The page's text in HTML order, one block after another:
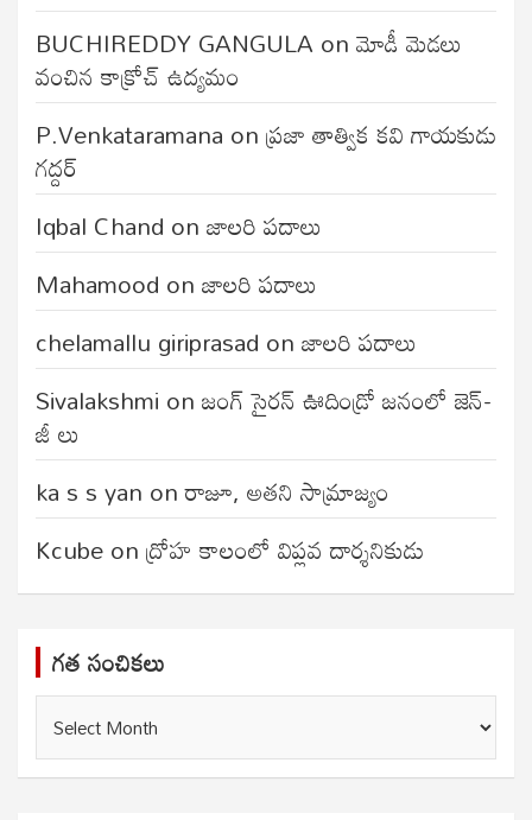
BUCHIREDDY GANGULA onమోడీ మెడలు
వంచిన కాక్రోచ్ ఉద్యమం
P.Venkataramana onప్రజా తాత్విక కవి గాయకుడు
గద్దర్
Iqbal Chand onజాలరి పదాలు
Mahamood onజాలరి పదాలు
chelamallu giriprasad onజాలరి పదాలు
Sivalakshmi onజంగ్‌ సైరన్‌ ఊదిండ్రో జనంలో జెన్-
జీ లు
ka s s yan onరాజూ, అతని సామ్రాజ్యం
Kcubeonద్రోహ కాలంలో విప్లవ దార్శనికుడు
గత సంచికలు
గత
సంచికలు